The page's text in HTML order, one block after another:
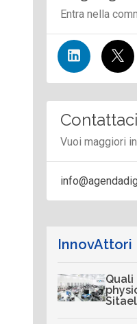
Entra nella
Contattaci
Vuoi maggiori
InnovAttori
Sitael